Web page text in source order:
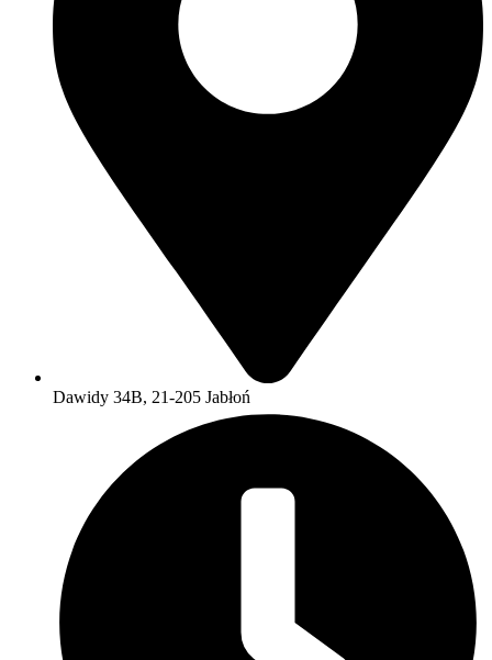
Dawidy 34B, 21-205 Jabłoń